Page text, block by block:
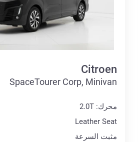
Citroen
SpaceTourer Corp, Minivan
محرك: 2.0T
Leather Seat
مثبت السرعة